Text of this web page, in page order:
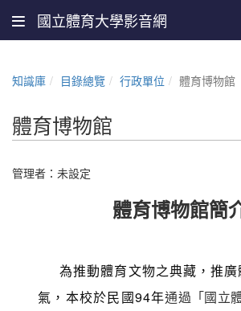
國立體育大學影音網
知識庫 目錄總覽 行政單位 體育博物館
體育博物館
管理者：未設定
體育博物館簡
為推動體育文物之典藏，推
氣，本校於民 國 94年通過「國立